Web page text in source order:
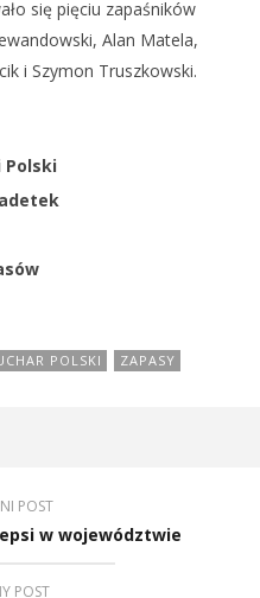
się pięciu zapaśników
Alan Matela,
i Szymon Truszkowski.
Polski
POLSKI ZAPASY
POST
w województwie
POST